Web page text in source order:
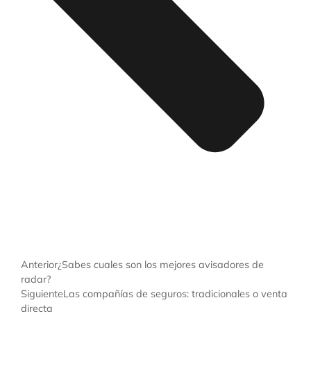
Anterior¿Sabes cuales son los mejores avisadores de
radar?
SiguienteLas compañías de seguros: tradicionales o venta
directa